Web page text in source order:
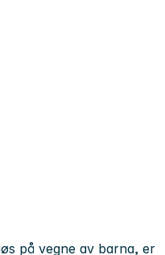
på vegne av barna, er